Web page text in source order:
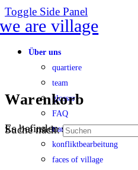
Toggle Side Panel
Über uns
quartiere
team
glossar
FAQ
transparenz
konfliktbearbeitung
faces of village
Warenkorb
Es befinden sich keine
Suche nach: